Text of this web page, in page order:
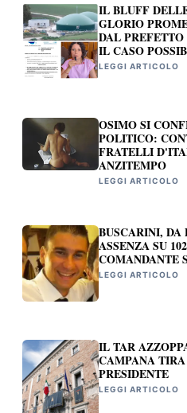
IL BLUFF
GLORIO
DAL
IL CASO
LEGGI ARTICOLO
OSIMO SI
POLITICO:
FRATELLI
ANZITEMPO
LEGGI ARTICOLO
BUSCARINI, DA
ASSENZA SU
COMANDANTE
LEGGI ARTICOLO
IL TAR
CAMPANA
PRESIDENTE
LEGGI ARTICOLO